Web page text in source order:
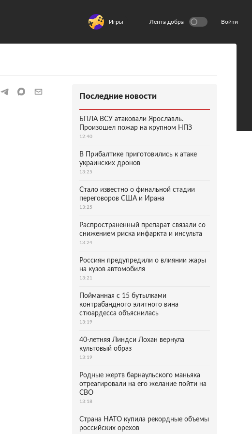
Игры Лента добра Войти
Последние новости
БПЛА ВСУ атаковали Ярославль.
Произошел пожар на крупном НПЗ
12:40
В Прибалтике приготовились к атаке
украинских дронов
13:25
Стало известно о финальной стадии
переговоров США и Ирана
13:25
Распространенный препарат связали со
снижением риска инфаркта и инсульта
13:24
Россиян предупредили о влиянии жары
на кузов автомобиля
13:21
Пойманная с 15 бутылками
контрабандного элитного вина
стюардесса объяснилась
13:19
40-летняя Линдси Лохан вернула
культовый образ
13:19
Родные жертв барнаульского маньяка
отреагировали на его желание пойти на
СВО
13:18
Страна НАТО купила рекордные объемы
российских орехов